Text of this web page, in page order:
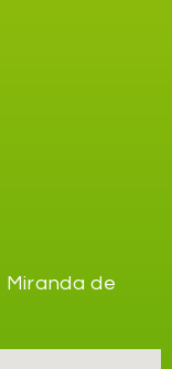
Miranda de